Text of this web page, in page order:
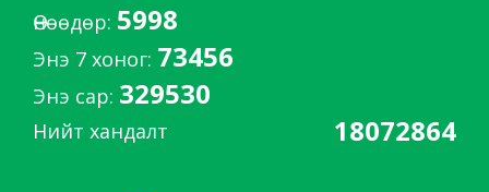
Өнөөдөр: 5998
Энэ 7 хоног: 73456
Энэ сар: 329530
Нийт хандалт 18072864